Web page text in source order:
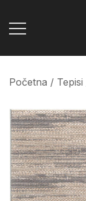
Početna / Tepisi